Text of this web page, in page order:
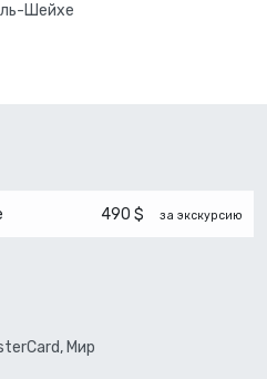
Шейхе
490 $ за экскурсию
Мир